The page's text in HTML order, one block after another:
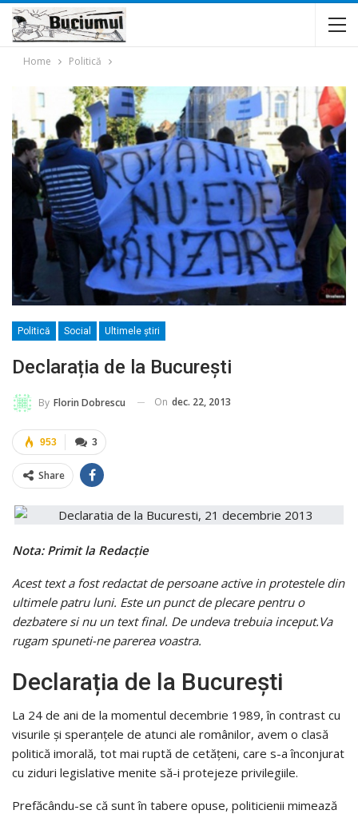
Home Politică
Politică Social Ultimele ştiri
Declarația de la București
By Florin Dobrescu On dec. 22, 2013
3
953
Share
Nota: Primit la Redacție
Acest text a fost redactat de persoane active in protestele din
ultimele patru luni. Este un punct de plecare pentru o
dezbatere si nu un text final. De undeva trebuia inceput.Va
rugam spuneti-ne parerea voastra.
Declarația de la București
La 24 de ani de la momentul decembrie 1989, în contrast cu
visurile și speranțele de atunci ale românilor, avem o clasă
politică imorală, tot mai ruptă de cetățeni, care s-a înconjurat
cu ziduri legislative menite să-i protejeze privilegiile.
Prefăcându-se că sunt în tabere opuse, politicienii mimează